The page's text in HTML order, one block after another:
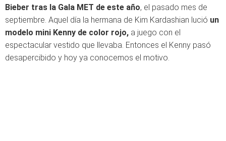
Bieber tras la Gala MET de este año, el pasado mes de
septiembre. Aquel día la hermana de Kim Kardashian lució un
modelo mini Kenny de color rojo, a juego con el
espectacular vestido que llevaba. Entonces el Kenny pasó
desapercibido y hoy ya conocemos el motivo.